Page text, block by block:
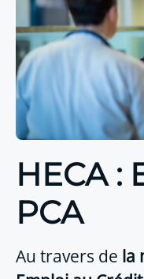
HECA :
PCA
Au travers de la